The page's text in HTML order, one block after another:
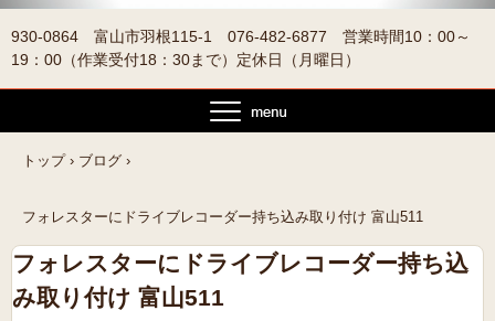
930-0864 富山市羽根115-1 076-482-6877 営業時間10：00～
19：00（作業受付18：30まで）定休日（月曜日）
トップ › ブログ ›
フォレスターにドライブレコーダー持ち込み取り付け 富山511
フォレスターにドライブレコーダー持ち込
み取り付け 富山511